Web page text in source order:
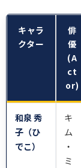
キャラ
クター
俳
優
(A
ct
or)
和泉 秀
子（ひ
でこ）
キ
ム
・
ミ